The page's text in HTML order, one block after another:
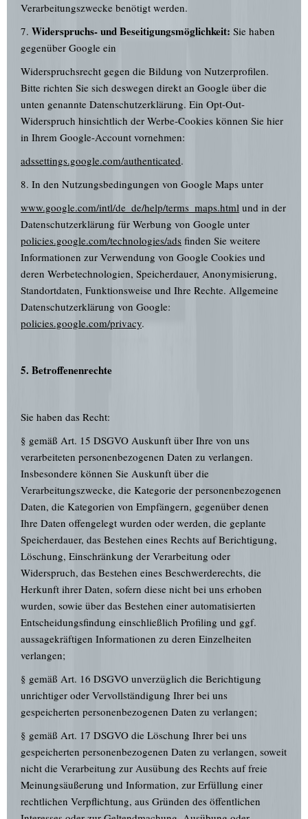
Verarbeitungszwecke benötigt werden.
7. Widerspruchs- und Beseitigungsmöglichkeit: Sie haben
gegenüber Google ein
Widerspruchsrecht gegen die Bildung von Nutzerprofilen.
Bitte richten Sie sich deswegen direkt an Google über die
unten genannte Datenschutzerklärung. Ein Opt-Out-
Widerspruch hinsichtlich der Werbe-Cookies können Sie hier
in Ihrem Google-Account vornehmen:
adssettings.google.com/authenticated.
8. In den Nutzungsbedingungen von Google Maps unter
www.google.com/intl/de_de/help/terms_maps.html und in der
Datenschutzerklärung für Werbung von Google unter
policies.google.com/technologies/ads finden Sie weitere
Informationen zur Verwendung von Google Cookies und
deren Werbetechnologien, Speicherdauer, Anonymisierung,
Standortdaten, Funktionsweise und Ihre Rechte. Allgemeine
Datenschutzerklärung von Google:
policies.google.com/privacy.
5. Betroffenenrechte
Sie haben das Recht:
§ gemäß Art. 15 DSGVO Auskunft über Ihre von uns
verarbeiteten personenbezogenen Daten zu verlangen.
Insbesondere können Sie Auskunft über die
Verarbeitungszwecke, die Kategorie der personenbezogenen
Daten, die Kategorien von Empfängern, gegenüber denen
Ihre Daten offengelegt wurden oder werden, die geplante
Speicherdauer, das Bestehen eines Rechts auf Berichtigung,
Löschung, Einschränkung der Verarbeitung oder
Widerspruch, das Bestehen eines Beschwerderechts, die
Herkunft ihrer Daten, sofern diese nicht bei uns erhoben
wurden, sowie über das Bestehen einer automatisierten
Entscheidungsfindung einschließlich Profiling und ggf.
aussagekräftigen Informationen zu deren Einzelheiten
verlangen;
§ gemäß Art. 16 DSGVO unverzüglich die Berichtigung
unrichtiger oder Vervollständigung Ihrer bei uns
gespeicherten personenbezogenen Daten zu verlangen;
§ gemäß Art. 17 DSGVO die Löschung Ihrer bei uns
gespeicherten personenbezogenen Daten zu verlangen, soweit
nicht die Verarbeitung zur Ausübung des Rechts auf freie
Meinungsäußerung und Information, zur Erfüllung einer
rechtlichen Verpflichtung, aus Gründen des öffentlichen